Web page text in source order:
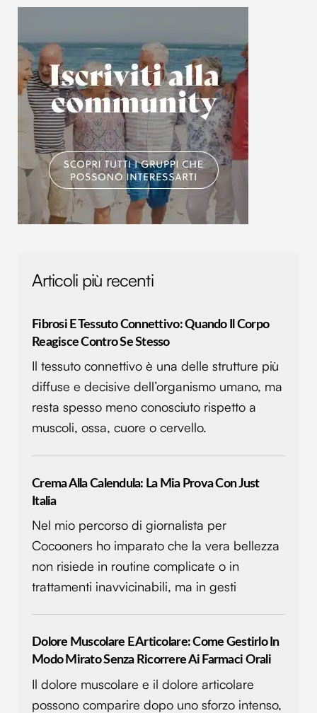
Articoli più recenti
Fibrosi E Tessuto Connettivo: Quando Il Corpo
Reagisce Contro Se Stesso
Il tessuto connettivo è una delle strutture più
diffuse e decisive dell’organismo umano, ma
resta spesso meno conosciuto rispetto a
muscoli, ossa, cuore o cervello.
Crema Alla Calendula: La Mia Prova Con Just
Italia
Nel mio percorso di giornalista per
Cocooners ho imparato che la vera bellezza
non risiede in routine complicate o in
trattamenti inavvicinabili, ma in gesti
Dolore Muscolare E Articolare: Come Gestirlo In
Modo Mirato Senza Ricorrere Ai Farmaci Orali
Il dolore muscolare e il dolore articolare
possono comparire dopo uno sforzo intenso,